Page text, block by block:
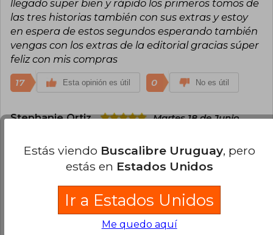
llegado super bien y rápido los primeros tomos de
las tres historias también con sus extras y estoy
en espera de estos segundos esperando también
vengas con los extras de la editorial gracias súper
feliz con mis compras
17 Esta opinión es útil 0 No es útil
Stephanie Ortiz
Martes 18 de Junio,
Muchas gracias por esta oportunidad. Gracias a
Norma Editorial y a buscalibre por darme la
facilidad de obtener esta bella novela en
castellano, gracias por su esfuerzo.
Esta opinión es útil 0
Estás viendo Buscalibre Uruguay, pero
estás en Estados Unidos
Ir a Estados Unidos
Me quedo aquí